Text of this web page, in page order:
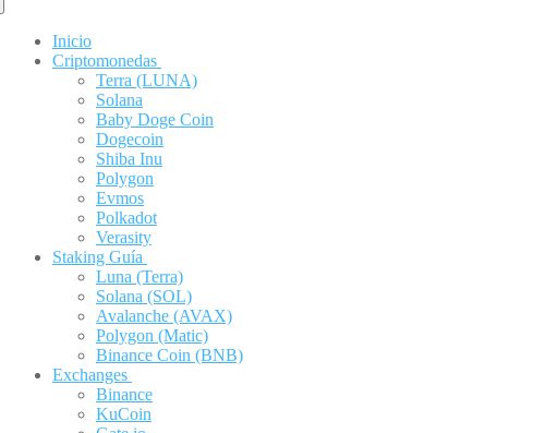
Inicio
Criptomonedas
Terra (LUNA)
Solana
Baby Doge Coin
Dogecoin
Shiba Inu
Polygon
Evmos
Polkadot
Verasity
Staking Guía
Luna (Terra)
Solana (SOL)
Avalanche (AVAX)
Polygon (Matic)
Binance Coin (BNB)
Exchanges
Binance
KuCoin